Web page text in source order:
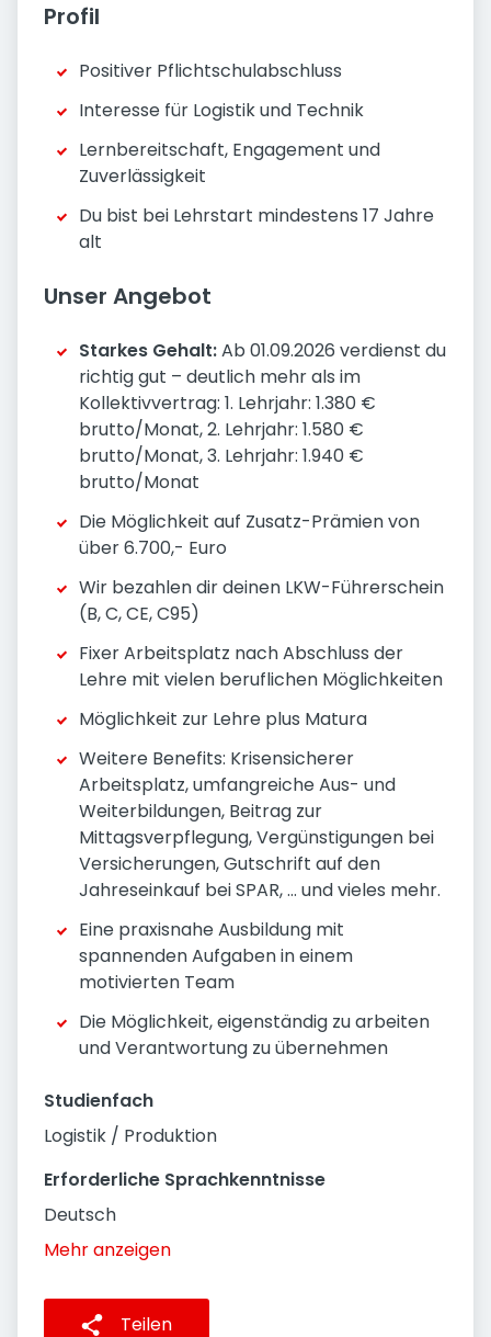
Profil
Positiver Pflichtschulabschluss
Interesse für Logistik und Technik
Lernbereitschaft, Engagement und
Zuverlässigkeit
Du bist bei Lehrstart mindestens 17 Jahre
alt
Unser Angebot
Starkes Gehalt:Ab 01.09.2026 verdienst du
richtig gut – deutlich mehr als im
Kollektivvertrag: 1. Lehrjahr: 1.380 €
brutto/Monat, 2. Lehrjahr: 1.580 €
brutto/Monat, 3. Lehrjahr: 1.940 €
brutto/Monat
Die Möglichkeit auf Zusatz-Prämien von
über 6.700,- Euro
Wir bezahlen dir deinen LKW-Führerschein
(B, C, CE, C95)
Fixer Arbeitsplatz nach Abschluss der
Lehre mit vielen beruflichen Möglichkeiten
Möglichkeit zur Lehre plus Matura
Weitere Benefits: Krisensicherer
Arbeitsplatz, umfangreiche Aus- und
Weiterbildungen, Beitrag zur
Mittagsverpflegung, Vergünstigungen bei
Versicherungen, Gutschrift auf den
Jahreseinkauf bei SPAR, … und vieles mehr.
Eine praxisnahe Ausbildung mit
spannenden Aufgaben in einem
motivierten Team
Die Möglichkeit, eigenständig zu arbeiten
und Verantwortung zu übernehmen
Studienfach
Logistik / Produktion
Erforderliche Sprachkenntnisse
Deutsch
Mehr anzeigen
Teilen